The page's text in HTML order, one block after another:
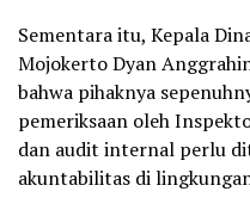
Sementara itu, Kepala
Mojokerto Dyan
bahwa pihaknya
pemeriksaan oleh
dan audit internal perlu
akuntabilitas di